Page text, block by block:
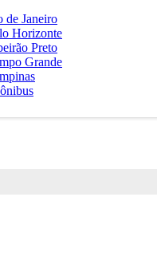
de Janeiro
Horizonte
Preto
Grande